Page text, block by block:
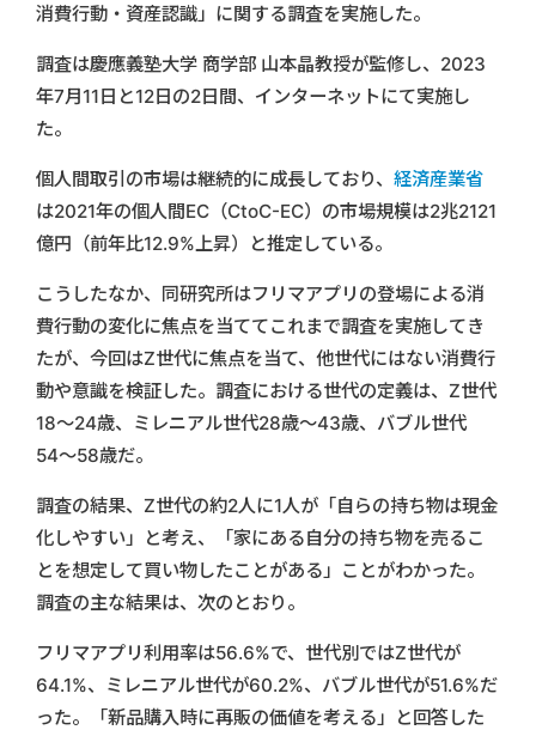
消費行動・資産認識」に関する調査を実施した。
調査は慶應義塾大学 商学部 山本晶教授が監修し、2023
年7月11日と12日の2日間、インターネットにて実施し
た。
個人間取引の市場は継続的に成長しており、 経済産業省
は2021年の個人間EC（CtoC-EC）の市場規模は2兆2121
億円（前年比12.9%上昇）と推定している。
こうしたなか、同研究所はフリマアプリの登場による消
費行動の変化に焦点を当ててこれまで調査を実施してき
たが、今回はZ世代に焦点を当て、他世代にはない消費行
動や意識を検証した。調査における世代の定義は、Z世代
18〜24歳、ミレニアル世代28歳〜43歳、バブル世代
54〜58歳だ。
調査の結果、Z世代の約2人に1人が「自らの持ち物は現金
化しやすい」と考え、「家にある自分の持ち物を売るこ
とを想定して買い物したことがある」ことがわかった。
調査の主な結果は、次のとおり。
フリマアプリ利用率は56.6%で、世代別ではZ世代が
64.1%、ミレニアル世代が60.2%、バブル世代が51.6%だ
った。「新品購入時に再販の価値を考える」と回答した